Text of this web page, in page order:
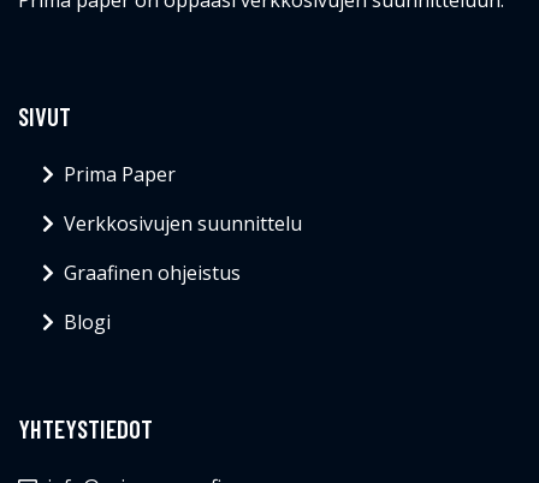
SIVUT
Prima Paper
Verkkosivujen suunnittelu
Graafinen ohjeistus
Blogi
YHTEYSTIEDOT